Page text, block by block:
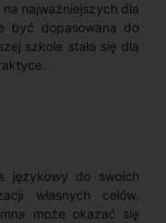
najważniejszych dla
być dopasowana do
szkole stała się dla
językowy do swoich
własnych celów.
może okazać się